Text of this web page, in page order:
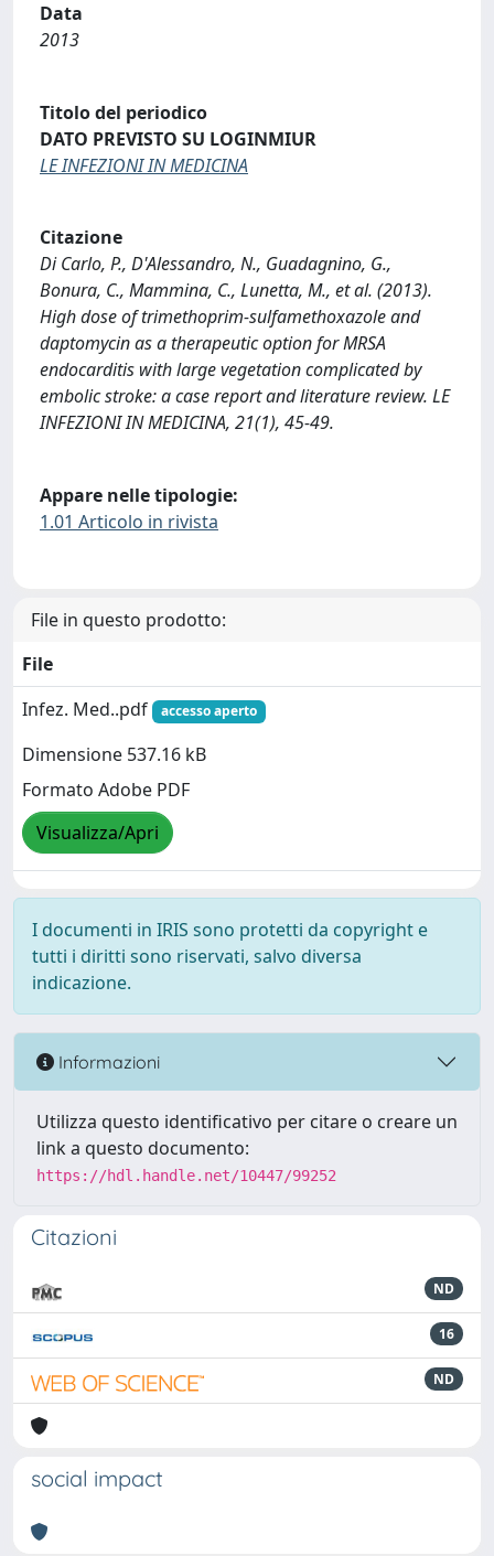
Data
2013
Titolo del periodico
DATO PREVISTO SU LOGINMIUR
LE INFEZIONI IN MEDICINA
Citazione
Di Carlo, P., D'Alessandro, N., Guadagnino, G.,
Bonura, C., Mammina, C., Lunetta, M., et al. (2013).
High dose of trimethoprim-sulfamethoxazole and
daptomycin as a therapeutic option for MRSA
endocarditis with large vegetation complicated by
embolic stroke: a case report and literature review. LE
INFEZIONI IN MEDICINA, 21(1), 45-49.
Appare nelle tipologie:
1.01 Articolo in rivista
File in questo prodotto:
File
Infez. Med..pdf
accesso aperto
Dimensione 537.16 kB
Formato Adobe PDF
Visualizza/Apri
I documenti in IRIS sono protetti da copyright e
tutti i diritti sono riservati, salvo diversa
indicazione.
Informazioni
Utilizza questo identificativo per citare o creare un
link a questo documento:
https://hdl.handle.net/10447/99252
Citazioni
ND
16
ND
social impact